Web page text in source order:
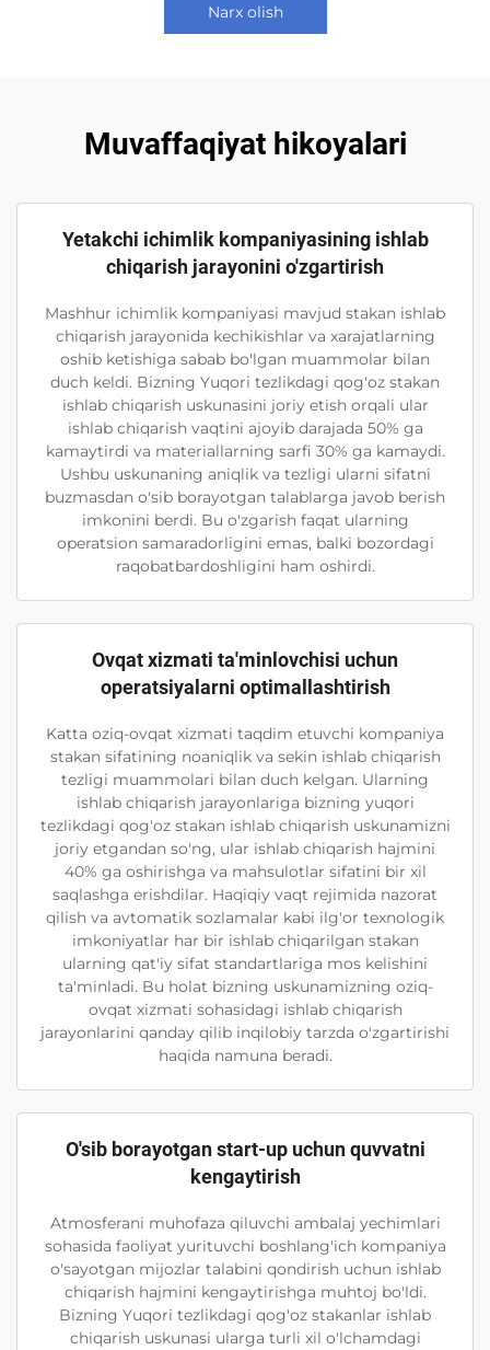
Narx olish
Muvaffaqiyat hikoyalari
Yetakchi ichimlik kompaniyasining ishlab
chiqarish jarayonini o'zgartirish
Mashhur ichimlik kompaniyasi mavjud stakan ishlab
chiqarish jarayonida kechikishlar va xarajatlarning
oshib ketishiga sabab bo'lgan muammolar bilan
duch keldi. Bizning Yuqori tezlikdagi qog'oz stakan
ishlab chiqarish uskunasini joriy etish orqali ular
ishlab chiqarish vaqtini ajoyib darajada 50% ga
kamaytirdi va materiallarning sarfi 30% ga kamaydi.
Ushbu uskunaning aniqlik va tezligi ularni sifatni
buzmasdan o'sib borayotgan talablarga javob berish
imkonini berdi. Bu o'zgarish faqat ularning
operatsion samaradorligini emas, balki bozordagi
raqobatbardoshligini ham oshirdi.
Ovqat xizmati ta'minlovchisi uchun
operatsiyalarni optimallashtirish
Katta oziq-ovqat xizmati taqdim etuvchi kompaniya
stakan sifatining noaniqlik va sekin ishlab chiqarish
tezligi muammolari bilan duch kelgan. Ularning
ishlab chiqarish jarayonlariga bizning yuqori
tezlikdagi qog'oz stakan ishlab chiqarish uskunamizni
joriy etgandan so'ng, ular ishlab chiqarish hajmini
40% ga oshirishga va mahsulotlar sifatini bir xil
saqlashga erishdilar. Haqiqiy vaqt rejimida nazorat
qilish va avtomatik sozlamalar kabi ilg'or texnologik
imkoniyatlar har bir ishlab chiqarilgan stakan
ularning qat'iy sifat standartlariga mos kelishini
ta'minladi. Bu holat bizning uskunamizning oziq-
ovqat xizmati sohasidagi ishlab chiqarish
jarayonlarini qanday qilib inqilobiy tarzda o'zgartirishi
haqida namuna beradi.
O'sib borayotgan start-up uchun quvvatni
kengaytirish
Atmosferani muhofaza qiluvchi ambalaj yechimlari
sohasida faoliyat yurituvchi boshlang'ich kompaniya
o'sayotgan mijozlar talabini qondirish uchun ishlab
chiqarish hajmini kengaytirishga muhtoj bo'ldi.
Bizning Yuqori tezlikdagi qog'oz stakanlar ishlab
chiqarish uskunasi ularga turli xil o'lchamdagi